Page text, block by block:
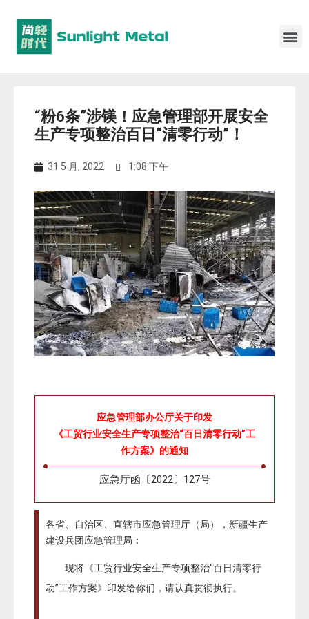
“粉6条”涉镁！应急管理部开展安全
生产专项整治百日“清零行动”！
31 5 月, 2022 1:08 下午
应急管理部办公厅关于印发
《工贸行业安全生产专项整治“百日清零行动”工
作方案》的通知
应急厅函〔2022〕127号
各省、自治区、直辖市应急管理厅（局），新疆生产
建设兵团应急管理局：
现将《工贸行业安全生产专项整治“百日清零行
动”工作方案》印发给你们，请认真贯彻执行。